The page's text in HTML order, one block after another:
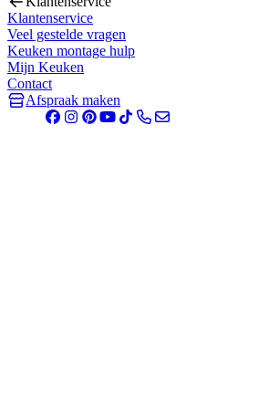
Klantenservice
Veel gestelde vragen
Keuken montage hulp
Mijn Keuken
Contact
Afspraak maken